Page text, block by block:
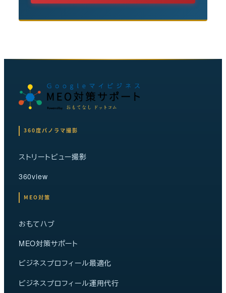
360度パノラマ撮影
ストリートビュー撮影
360view
MEO対策
おもてハブ
MEO対策サポート
ビジネスプロフィール最適化
ビジネスプロフィール運用代行